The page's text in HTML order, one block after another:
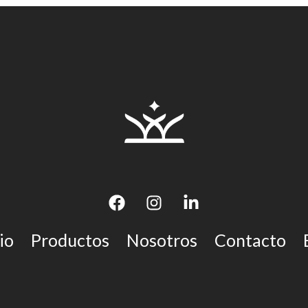
Productos Nosotros Contacto